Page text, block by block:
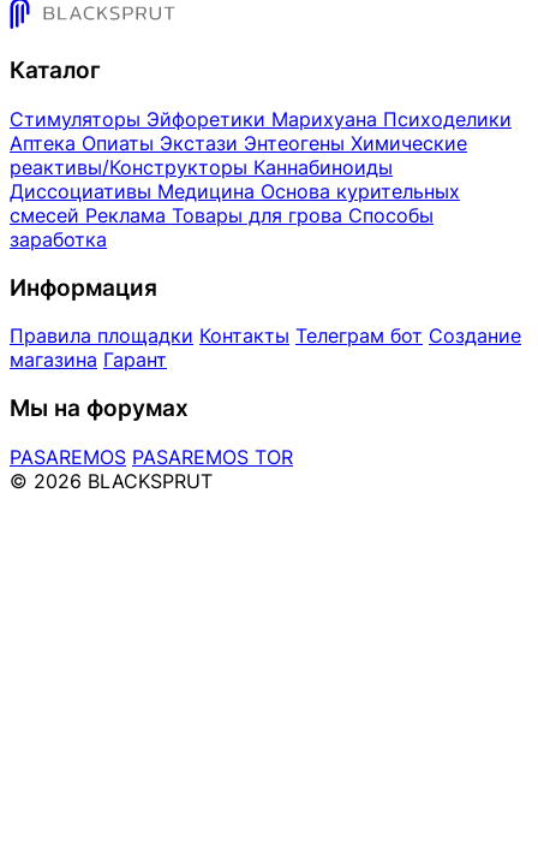
Каталог
Стимуляторы Эйфоретики Марихуана Психоделики
Аптека Опиаты Экстази Энтеогены Химические
реактивы/Конструкторы Каннабиноиды
Диссоциативы Медицина Основа курительных
смесей Реклама Товары для грова Способы
заработка
Информация
Правила площадки Контакты Телеграм бот Создание
магазина Гарант
Мы на форумах
PASAREMOS PASAREMOS TOR
© 2026 BLACKSPRUT